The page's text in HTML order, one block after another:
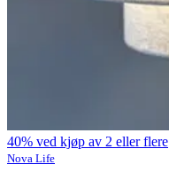
40% ved kjøp av 2 eller flere
Nova Life